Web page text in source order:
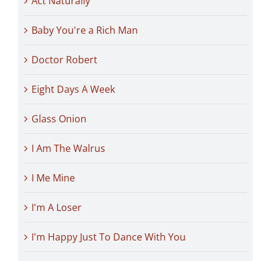
Baby You're a Rich Man
Doctor Robert
Eight Days A Week
Glass Onion
I Am The Walrus
I Me Mine
I'm A Loser
I'm Happy Just To Dance With You